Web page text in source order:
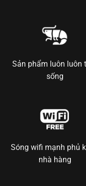
Sản phẩm luôn luôn
sống
Sóng wifi mạnh phủ
nhà hàng